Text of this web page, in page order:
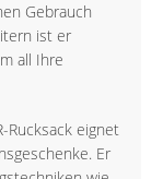
Gebrauch
ist er
all Ihre
Rucksack eignet
Er